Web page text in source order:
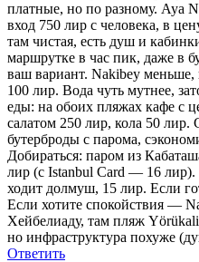
платные, но по разному. Aya
вход 750 лир с человека, в
там чистая, есть душ и
маршрутке в час пик, даже в
ваш вариант. Nakibey меньше,
100 лир. Вода чуть мутнее,
еды: на обоих пляжах кафе с
салатом 250 лир, кола 50 лир.
бутерброды с парома,
Добираться: паром из
лир (с Istanbul Card — 16
ходит долмуш, 15 лир. Если
Если хотите спокойствия —
Хейбелиаду, там пляж
но инфраструктура похуже
Ответить